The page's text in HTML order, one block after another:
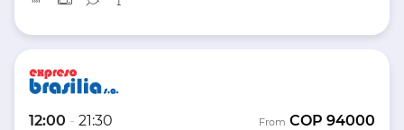
12:00 - 21:30 From COP 94000